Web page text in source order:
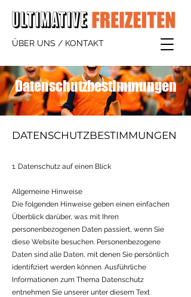
ÜBER UNS / KONTAKT
Datenschutzbestimmungen
1. Datenschutz auf einen Blick
Allgemeine Hinweise
Die folgenden Hinweise geben einen einfachen
Überblick darüber, was mit Ihren
personenbezogenen Daten passiert, wenn Sie
diese Website besuchen. Personenbezogene
Daten sind alle Daten, mit denen Sie persönlich
identifiziert werden können. Ausführliche
Informationen zum Thema Datenschutz
entnehmen Sie unserer unter diesem Text
DATENSCHUTZBESTIMMUNGEN